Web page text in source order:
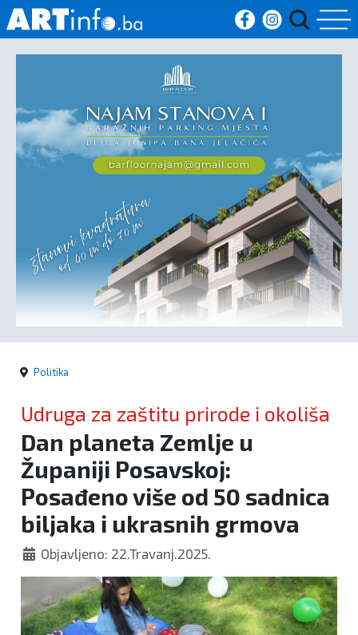
Vijesti
Sport
Crna
kronika
Politika
Politika
Udruga za zaštitu prirode i okoliša
Dan planeta Zemlje u
Županiji Posavskoj:
Posađeno više od 50 sadnica
biljaka i ukrasnih grmova
Objavljeno: 22.Travanj.2025.